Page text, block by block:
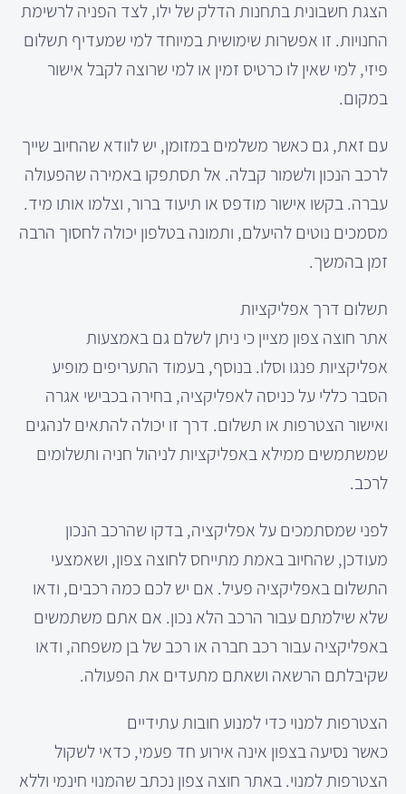
הצגת חשבונית בתחנות הדלק של ילו, לצד הפניה לרשימת
החנויות. זו אפשרות שימושית במיוחד למי שמעדיף תשלום
פיזי, למי שאין לו כרטיס זמין או למי שרוצה לקבל אישור
במקום.
עם זאת, גם כאשר משלמים במזומן, יש לוודא שהחיוב שייך
לרכב הנכון ולשמור קבלה. אל תסתפקו באמירה שהפעולה
עברה. בקשו אישור מודפס או תיעוד ברור, וצלמו אותו מיד.
מסמכים נוטים להיעלם, ותמונה בטלפון יכולה לחסוך הרבה
זמן בהמשך.
תשלום דרך אפליקציות
אתר חוצה צפון מציין כי ניתן לשלם גם באמצעות
אפליקציות פנגו וסלו. בנוסף, בעמוד התעריפים מופיע
הסבר כללי על כניסה לאפליקציה, בחירה בכבישי אגרה
ואישור הצטרפות או תשלום. דרך זו יכולה להתאים לנהגים
שמשתמשים ממילא באפליקציות לניהול חניה ותשלומים
לרכב.
לפני שמסתמכים על אפליקציה, בדקו שהרכב הנכון
מעודכן, שהחיוב באמת מתייחס לחוצה צפון, ושאמצעי
התשלום באפליקציה פעיל. אם יש לכם כמה רכבים, ודאו
שלא שילמתם עבור הרכב הלא נכון. אם אתם משתמשים
באפליקציה עבור רכב חברה או רכב של בן משפחה, ודאו
שקיבלתם הרשאה ושאתם מתעדים את הפעולה.
הצטרפות למנוי כדי למנוע חובות עתידיים
כאשר נסיעה בצפון אינה אירוע חד פעמי, כדאי לשקול
הצטרפות למנוי. באתר חוצה צפון נכתב שהמנוי חינמי וללא